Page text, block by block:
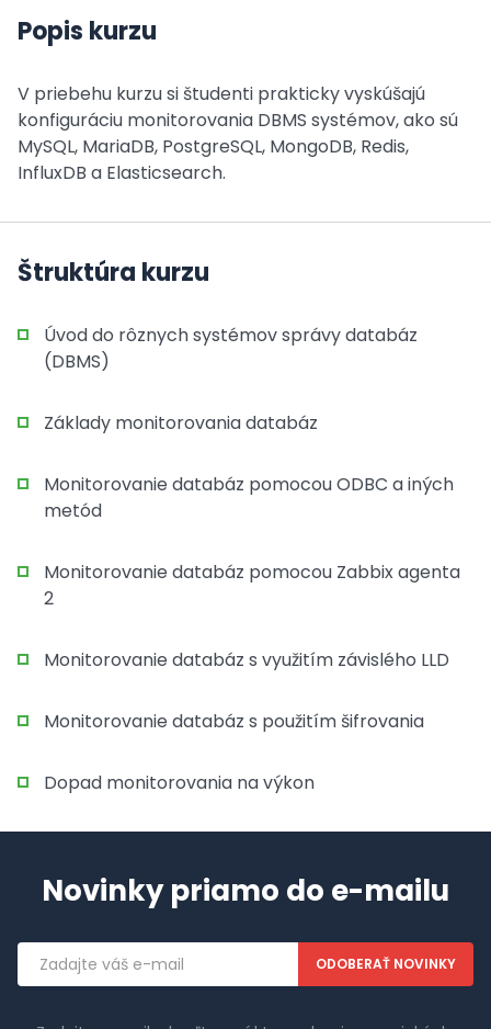
Popis kurzu
V priebehu kurzu si študenti prakticky vyskúšajú
konfiguráciu monitorovania DBMS systémov, ako sú
MySQL, MariaDB, PostgreSQL, MongoDB, Redis,
InfluxDB a Elasticsearch.
Štruktúra kurzu
Úvod do rôznych systémov správy databáz
(DBMS)
Základy monitorovania databáz
Monitorovanie databáz pomocou ODBC a iných
metód
Monitorovanie databáz pomocou Zabbix agenta
2
Monitorovanie databáz s využitím závislého LLD
Monitorovanie databáz s použitím šifrovania
Dopad monitorovania na výkon
Novinky priamo do e-mailu
Emailová
adresa